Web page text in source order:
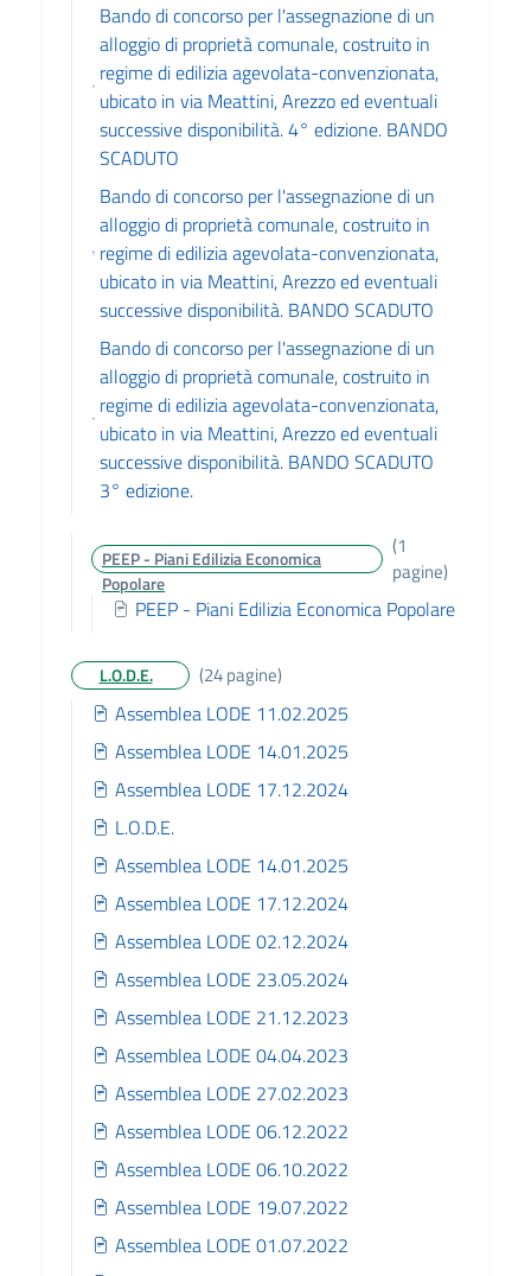
Bando di concorso per l'assegnazione di un
alloggio di proprietà comunale, costruito in
regime di edilizia agevolata-convenzionata,
ubicato in via Meattini, Arezzo ed eventuali
successive disponibilità. 4° edizione. BANDO
SCADUTO
Bando di concorso per l'assegnazione di un
alloggio di proprietà comunale, costruito in
regime di edilizia agevolata-convenzionata,
ubicato in via Meattini, Arezzo ed eventuali
successive disponibilità. BANDO SCADUTO
Bando di concorso per l'assegnazione di un
alloggio di proprietà comunale, costruito in
regime di edilizia agevolata-convenzionata,
ubicato in via Meattini, Arezzo ed eventuali
successive disponibilità. BANDO SCADUTO
3° edizione.
PEEP - Piani Edilizia Economica
Popolare
(1
pagine)
PEEP - Piani Edilizia Economica Popolare
L.O.D.E. (24 pagine)
Assemblea LODE 11.02.2025
Assemblea LODE 14.01.2025
Assemblea LODE 17.12.2024
L.O.D.E.
Assemblea LODE 14.01.2025
Assemblea LODE 17.12.2024
Assemblea LODE 02.12.2024
Assemblea LODE 23.05.2024
Assemblea LODE 21.12.2023
Assemblea LODE 04.04.2023
Assemblea LODE 27.02.2023
Assemblea LODE 06.12.2022
Assemblea LODE 06.10.2022
Assemblea LODE 19.07.2022
Assemblea LODE 01.07.2022